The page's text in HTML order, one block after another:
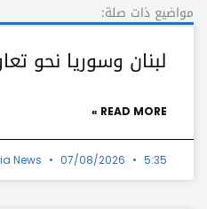
مواضيع ذات صلة:
لبنان وسوريا نحو
READ MORE »
News 07/08/2026 5:35 م